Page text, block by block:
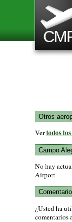
Otros
Vertodos
Campo
No hay
Airport
¿Usted ha
comentarios